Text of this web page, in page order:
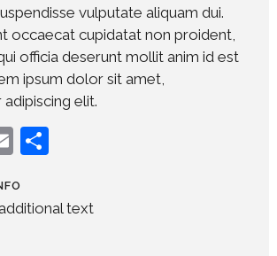
vulputate aliquam dui.
occaecat cupidatat non proident,
officia deserunt mollit anim id est
ipsum dolor sit amet,
elit.
EmailShare
text